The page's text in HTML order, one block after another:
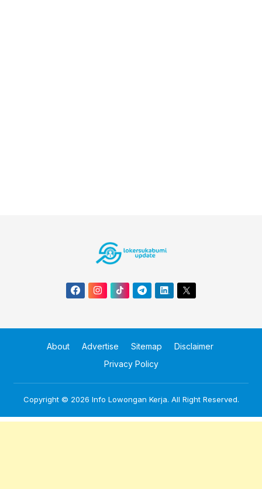
About Advertise Sitemap
Disclaimer
Privacy Policy
Copyright © 2026 Info Lowongan Kerja. All Right Reserved.